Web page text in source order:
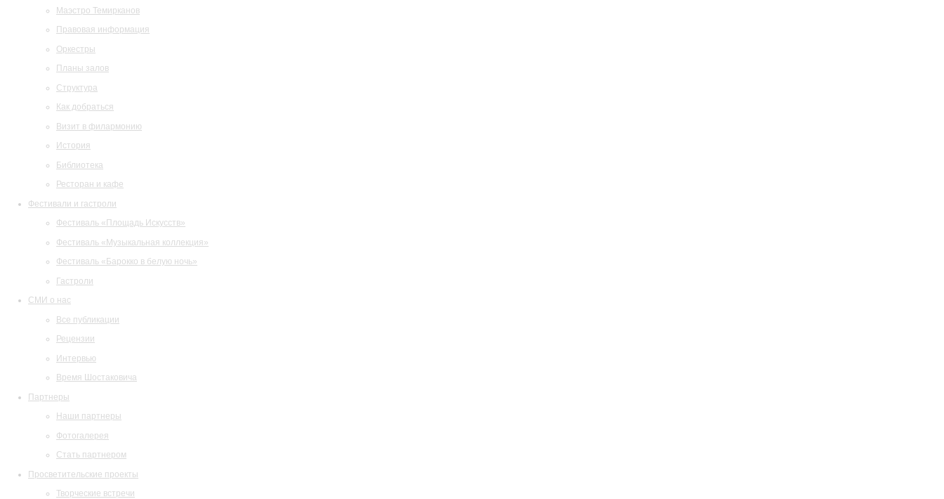
Маэстро Темирканов
Правовая информация
Оркестры
Планы залов
Структура
Как добраться
Визит в филармонию
История
Библиотека
Ресторан и кафе
Фестивали и гастроли
Фестиваль «Площадь Искусств»
Фестиваль «Музыкальная коллекция»
Фестиваль «Барокко в белую ночь»
Гастроли
СМИ о нас
Все публикации
Рецензии
Интервью
Время Шостаковича
Партнеры
Наши партнеры
Фотогалерея
Стать партнером
Просветительские проекты
Творческие встречи